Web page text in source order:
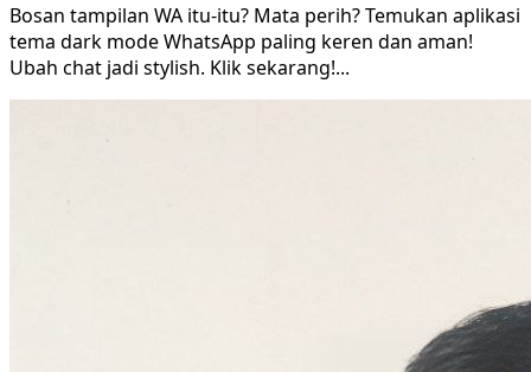
Bosan tampilan WA itu-itu? Mata perih? Temukan aplikasi
tema dark mode WhatsApp paling keren dan aman!
Ubah chat jadi stylish. Klik sekarang!...